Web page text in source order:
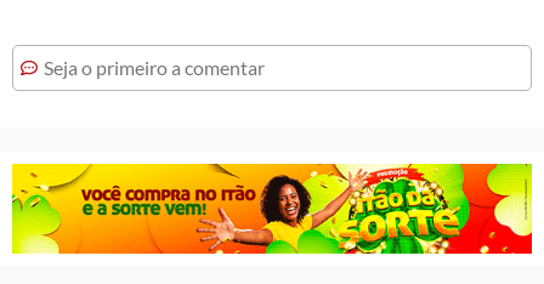
Seja o primeiro a comentar